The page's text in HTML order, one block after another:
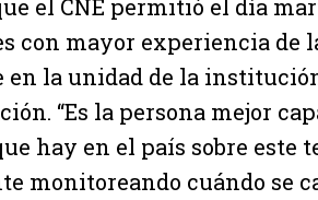
el CNE permitió el día
con mayor experiencia de
la unidad de la
“Es la persona mejor
hay en el país sobre este
monitoreando cuándo se